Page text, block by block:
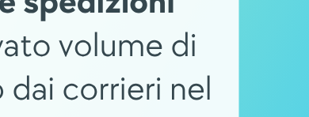
EBIKE OFFERTE
Batteria integrata
orizzontale PowerTube 500 Wh
0275007539